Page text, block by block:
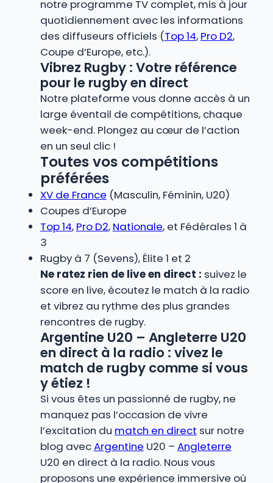
notre programme TV complet, mis à jour
quotidiennement avec les informations
des diffuseurs officiels (Top 14, Pro D2,
Coupe d’Europe, etc.).
Vibrez Rugby : Votre référence
pour le rugby en direct
Notre plateforme vous donne accès à un
large éventail de compétitions, chaque
week-end. Plongez au cœur de l’action
en un seul clic !
Toutes vos compétitions
préférées
XV de France (Masculin, Féminin, U20)
Coupes d’Europe
Top 14, Pro D2, Nationale, et Fédérales 1 à
3
Rugby à 7 (Sevens), Élite 1 et 2
Ne ratez rien de live en direct : suivez le
score en live, écoutez le match à la radio
et vibrez au rythme des plus grandes
rencontres de rugby.
Argentine U20 – Angleterre U20
en direct à la radio : vivez le
match de rugby comme si vous
y étiez !
Si vous êtes un passionné de rugby, ne
manquez pas l’occasion de vivre
l’excitation du match en direct sur notre
blog avecArgentine U20 – Angleterre
U20 en direct à la radio. Nous vous
proposons une expérience immersive où